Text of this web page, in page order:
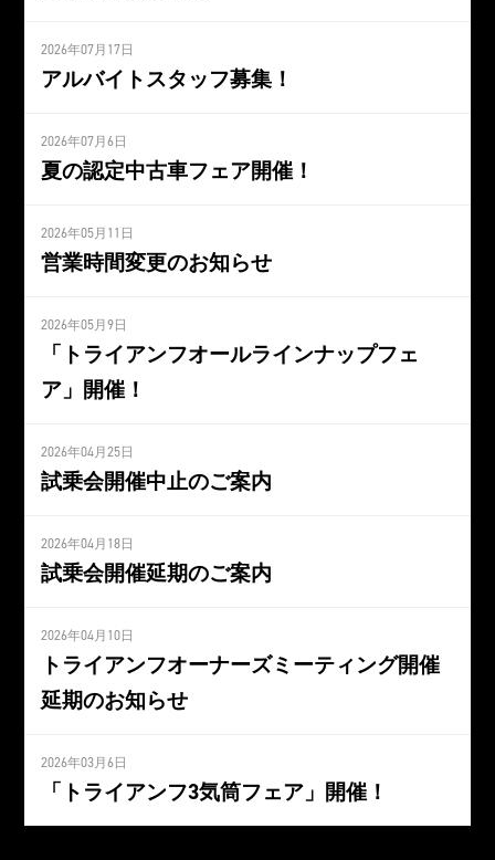
2026年07月17日
アルバイトスタッフ募集！
2026年07月6日
夏の認定中古車フェア開催！
2026年05月11日
営業時間変更のお知らせ
2026年05月9日
「トライアンフオールラインナップフェ
ア」開催！
2026年04月25日
試乗会開催中止のご案内
2026年04月18日
試乗会開催延期のご案内
2026年04月10日
トライアンフオーナーズミーティング開催
延期のお知らせ
2026年03月6日
「トライアンフ3気筒フェア」開催！